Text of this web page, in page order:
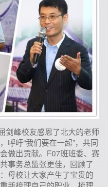
剑峰校友感恩了北大的老师
呼吁“我们要在一起”，共同
做出贡献。F07班班委、赛
事务总监张更佳，回顾了
母校让大家产生了宝贵的